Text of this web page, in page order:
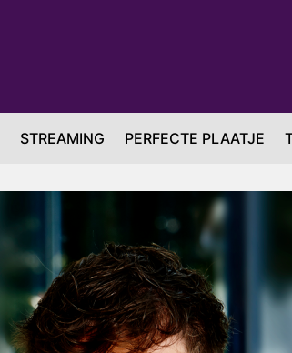
STREAMING PERFECTE PLAATJE